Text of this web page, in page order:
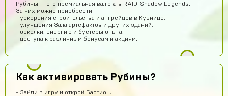
Рубины — это премиальная валюта в RAID: Shadow Legends.
За них можно приобрести:
- ускорения строительства и апгрейдов в Кузнице,
- улучшения Зала артефактов и других зданий,
- осколки, энергию и бустеры опыта,
- доступа к различным бонусам и акциям.
Как активировать Рубины?
- Зайди в игру и открой Бастион.
Класс
Egopkabossuk Dscraft
Топ4ik воще!)
Айнур Кулиева
Акк пришел)))